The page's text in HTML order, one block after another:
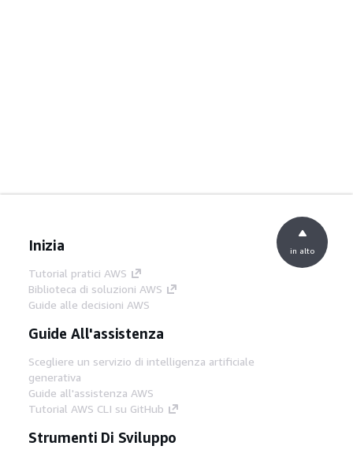
Inizia
Tutorial pratici AWS
Biblioteca di soluzioni AWS
Guide alle decisioni AWS
Guide All'assistenza
Scegliere un servizio di intelligenza artificiale
generativa
Guide all'assistenza AWS
Tutorial AWS CLI su GitHub
Strumenti Di Sviluppo
in alto